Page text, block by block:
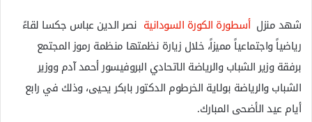
ر
د
ا
إ
ل
شهد منزل أسطورة الكورة السودانية نصر الدين عباس جكسا لقاءً
رياضياً واجتماعياً مميزاً، خلال زيارة نظمتها منظمة رموز المجتمع
برفقة وزير الشباب والرياضة الاتحادي البروفيسور أحمد آدم ووزير
الشباب والرياضة بولاية الخرطوم الدكتور بابكر يحيى، وذلك في رابع
أيام عيد الأضحى المبارك.